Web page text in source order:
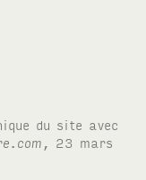
du site avec
, 23 mars